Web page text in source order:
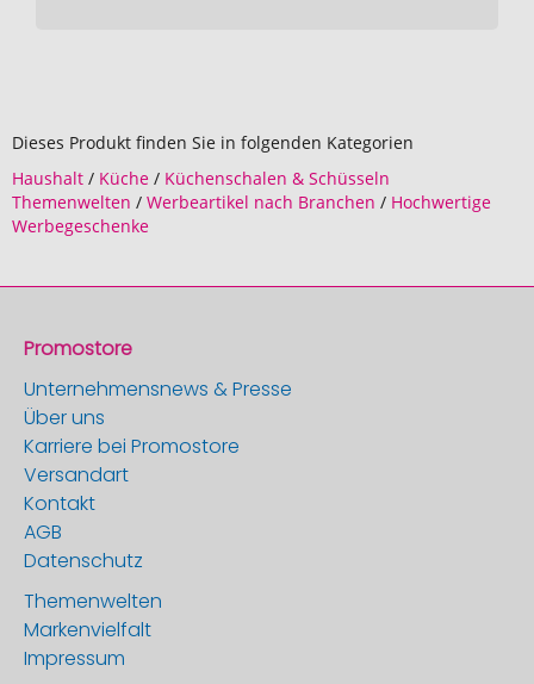
Dieses Produkt finden Sie in folgenden Kategorien
Haushalt / Küche / Küchenschalen & Schüsseln
Themenwelten / Werbeartikel nach Branchen / Hochwertige
Werbegeschenke
Promostore
Unternehmensnews & Presse
Über uns
Karriere bei Promostore
Versandart
Kontakt
AGB
Datenschutz
Themenwelten
Markenvielfalt
Impressum